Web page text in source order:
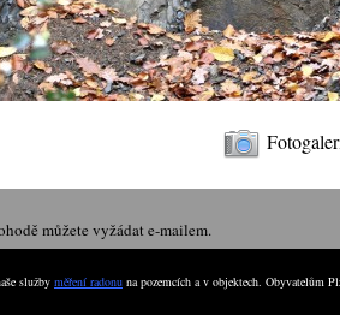
můžete vyžádat e-mailem.
služby měření radonu na pozemcích a v objektech. Obyvatelům